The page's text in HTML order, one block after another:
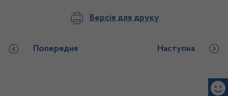
Версія для друку
Попередня Наступна